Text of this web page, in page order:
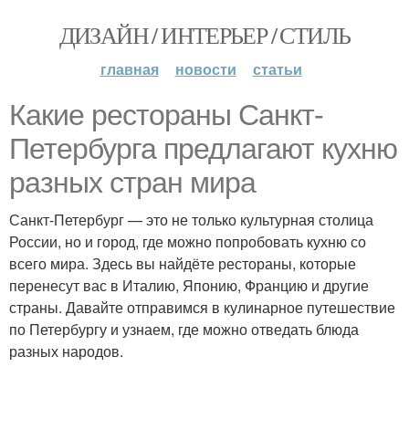
ДИЗАЙН / ИНТЕРЬЕР / СТИЛЬ
главная новости статьи
Какие рестораны Санкт-
Петербурга предлагают кухню
разных стран мира
Санкт-Петербург — это не только культурная столица
России, но и город, где можно попробовать кухню со
всего мира. Здесь вы найдёте рестораны, которые
перенесут вас в Италию, Японию, Францию и другие
страны. Давайте отправимся в кулинарное путешествие
по Петербургу и узнаем, где можно отведать блюда
разных народов.